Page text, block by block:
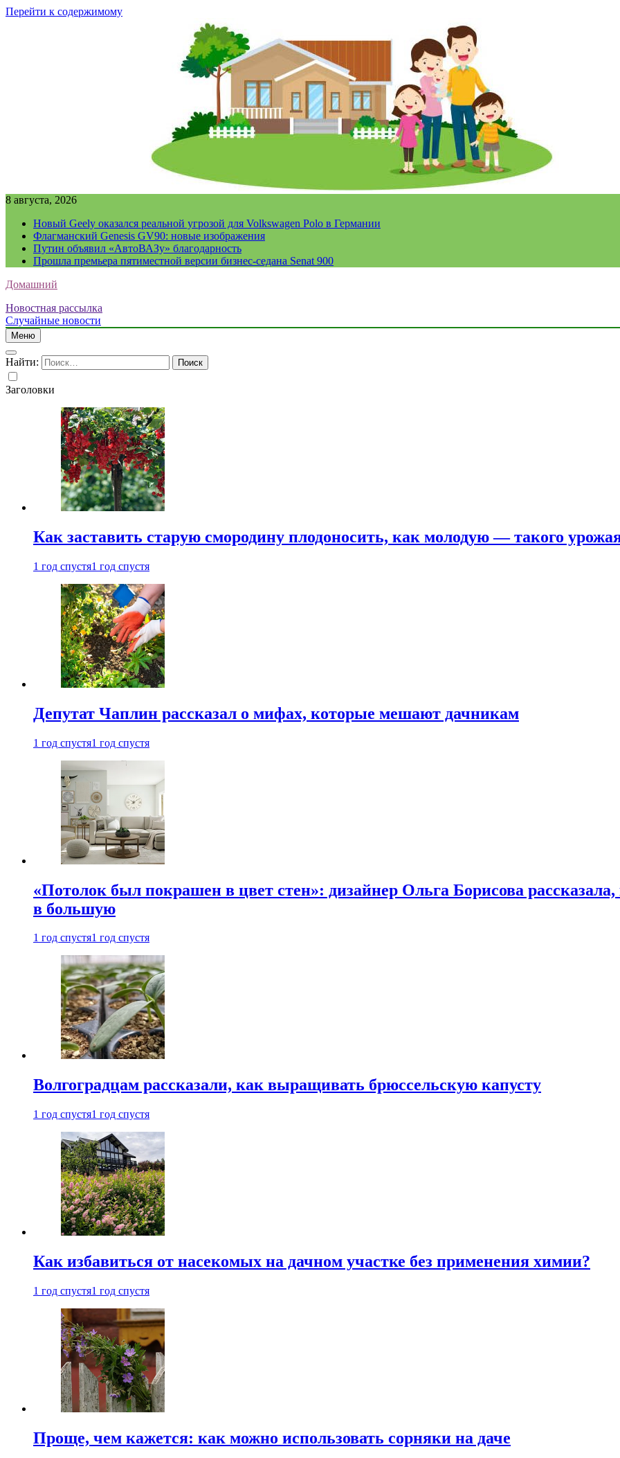
Перейти к содержимому
8 августа, 2026
Новый Geely оказался реальной угрозой для Volkswagen Polo в Германии
Флагманский Genesis GV90: новые изображения
Путин объявил «АвтоВАЗу» благодарность
Прошла премьера пятиместной версии бизнес-седана Senat 900
Домашний
Новостная рассылка
Случайные новости
Меню
Найти:
Заголовки
Как заставить старую смородину плодоносить, как молодую — такого
1 год спустя1 год спустя
Депутат Чаплин рассказал о мифах, которые мешают дачникам
1 год спустя1 год спустя
«Потолок был покрашен в цвет стен»: дизайнер Ольга Борисова
в большую
1 год спустя1 год спустя
Волгоградцам рассказали, как выращивать брюссельскую капусту
1 год спустя1 год спустя
Как избавиться от насекомых на дачном участке без применения химии?
1 год спустя1 год спустя
Проще, чем кажется: как можно использовать сорняки на даче